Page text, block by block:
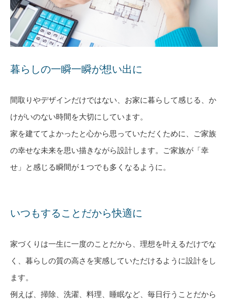
暮らしの一瞬一瞬が想い出に
間取りやデザインだけではない、お家に暮らして感じる、か
けがいのない時間を大切にしています。
家を建ててよかったと心から思っていただくために、ご家族
の幸せな未来を思い描きながら設計します。ご家族が「幸
せ」と感じる瞬間が１つでも多くなるように。
いつもすることだから快適に
家づくりは一生に一度のことだから、理想を叶えるだけでな
く、暮らしの質の高さを実感していただけるように設計をし
ます。
例えば、掃除、洗濯、料理、睡眠など、毎日行うことだから